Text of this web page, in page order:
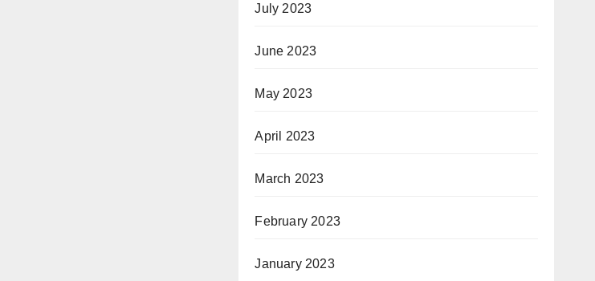
July 2023
June 2023
May 2023
April 2023
March 2023
February 2023
January 2023